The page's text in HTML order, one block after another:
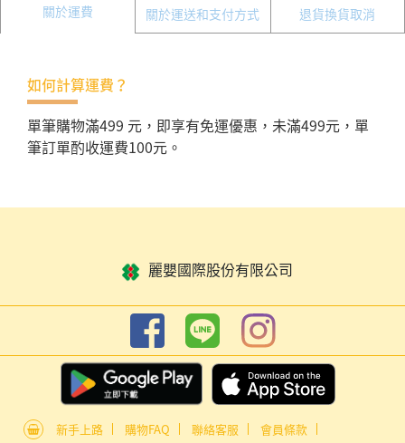
關於運費 關於運送和支付方式 退貨換貨取消
如何計算運費？
單筆購物滿499 元，即享有免運優惠，未滿499元，單
筆訂單酌收運費100元。
麗嬰國際股份有限公司
新手上路 購物FAQ 聯絡客服 會員條款